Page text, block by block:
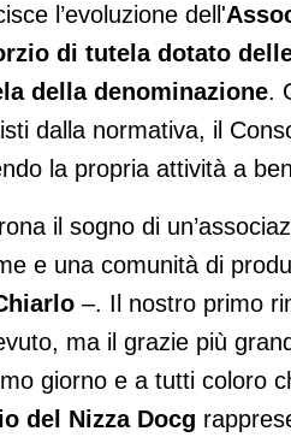
l’evoluzione dell'
di tutela dotato
della denominazione.
dalla normativa, il
la propria attività a
il sogno di
e una comunità di
–. Il nostro primo
ma il grazie più
giorno e a tutti coloro
del Nizza Docg